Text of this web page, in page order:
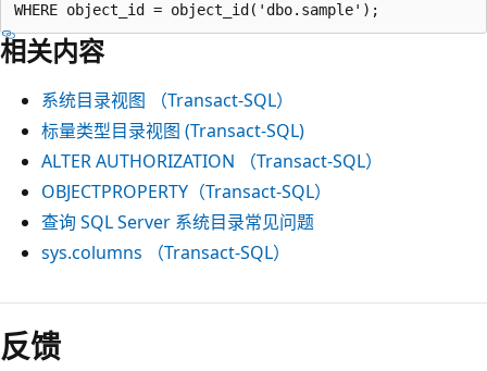
相关内容
系统目录视图 （Transact-SQL）
标量类型目录视图 (Transact-SQL)
ALTER AUTHORIZATION （Transact-SQL）
OBJECTPROPERTY（Transact-SQL）
查询 SQL Server 系统目录常见问题
sys.columns （Transact-SQL）
反馈